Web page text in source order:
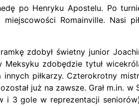
po Henryku Apostelu. Po
Romainville. Nasi
zdobył świetny junior
zdobędzie tytuł
piłkarzy. Czterokrotny
już na zawsze. Grał m.in. w
3 gole w reprezentacji